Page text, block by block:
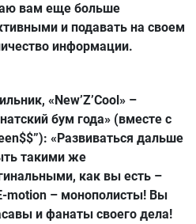
вам еще больше
и подавать на своем
информации.
«New’Z’Cool» –
бум года» (вместе с
«Развиваться дальше
такими же
как вы есть –
motion – монополисты! Вы
и фанаты своего дела!